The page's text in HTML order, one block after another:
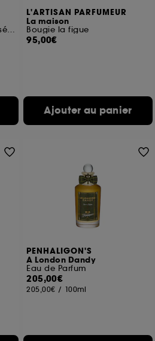
Crème Pour Les Mains Boisée Ambrée
L'ARTISAN PARFUMEUR
La maison
Bougie la figue
95,00€
Ajouter au panier
PENHALIGON'S
A London Dandy
Eau de Parfum
205,00€
205,00€ / 100ml